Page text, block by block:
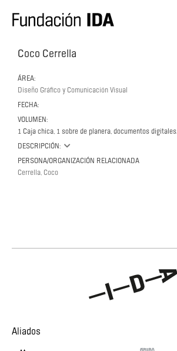
Coco Cerrella
ÁREA:
Diseño Gráfico y Comunicación Visual
FECHA:
VOLUMEN:
1 Caja chica, 1 sobre de planera, documentos digitales.
DESCRIPCIÓN:
PERSONA/ORGANIZACIÓN RELACIONADA
Cerrella, Coco
Aliados